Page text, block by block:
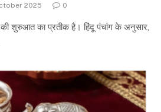
2025 0
की शुरुआत का प्रतीक है। हिंदू पंचांग के अनुसार,